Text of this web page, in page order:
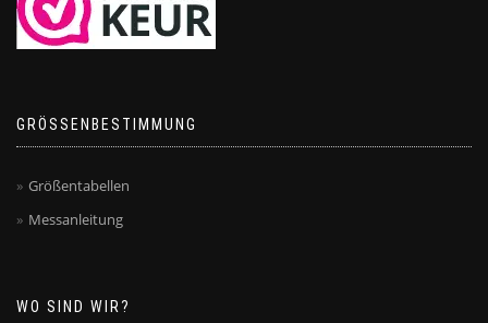
GRÖSSENBESTIMMUNG
Größentabellen
Messanleitung
WO SIND WIR?